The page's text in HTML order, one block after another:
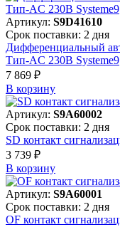
Артикул: S9D41610
Срок поставки: 2 дня
Дифференциальный
Тип-AC 230В Systeme9
7 869 ₽
В корзинy
Артикул: S9A60002
Срок поставки: 2 дня
SD контакт
3 739 ₽
В корзинy
Артикул: S9A60001
Срок поставки: 2 дня
OF контакт